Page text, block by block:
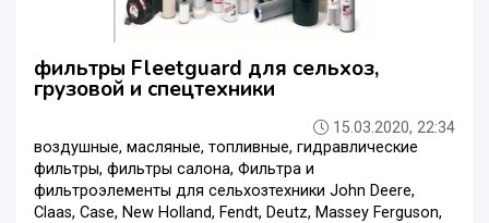
фильтры Fleetguard для сельхоз,
грузовой и спецтехники
15.03.2020, 22:34
воздушные, масляные, топливные, гидравлические
фильтры, фильтры салона, Фильтра и
фильтроэлементы для сельхозтехники John Deere,
Claas, Case, New Holland, Fendt, Deutz, Massey Ferguson,